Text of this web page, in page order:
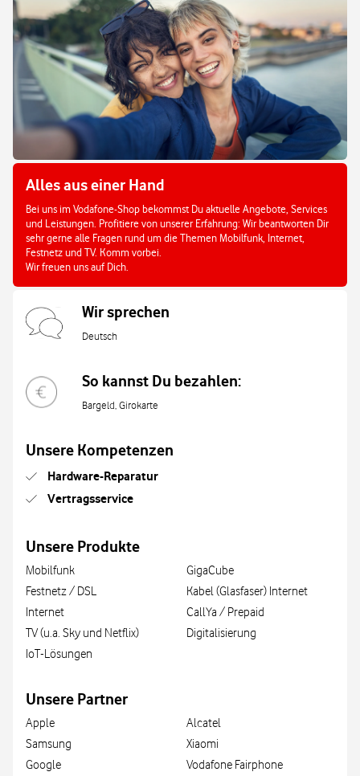
Alles aus einer Hand
Bei uns im Vodafone-Shop bekommst Du aktuelle Angebote, Services
und Leistungen. Profitiere von unserer Erfahrung: Wir beantworten Dir
sehr gerne alle Fragen rund um die Themen Mobilfunk, Internet,
Festnetz und TV. Komm vorbei.
Wir freuen uns auf Dich.
Wir sprechen
Deutsch
So kannst Du bezahlen:
Bargeld, Girokarte
Unsere Kompetenzen
Hardware-Reparatur
Vertragsservice
Unsere Produkte
Mobilfunk
Festnetz / DSL
Internet
TV (u.a. Sky und Netflix)
IoT-Lösungen
GigaCube
Kabel (Glasfaser) Internet
CallYa / Prepaid
Digitalisierung
Unsere Partner
Apple
Samsung
Google
Alcatel
Xiaomi
Vodafone Fairphone